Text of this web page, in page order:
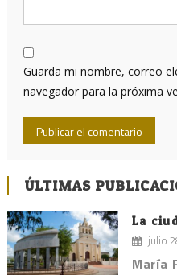
Guarda mi nombre, correo
navegador para la próxima
ÚLTIMAS
La
julio
María